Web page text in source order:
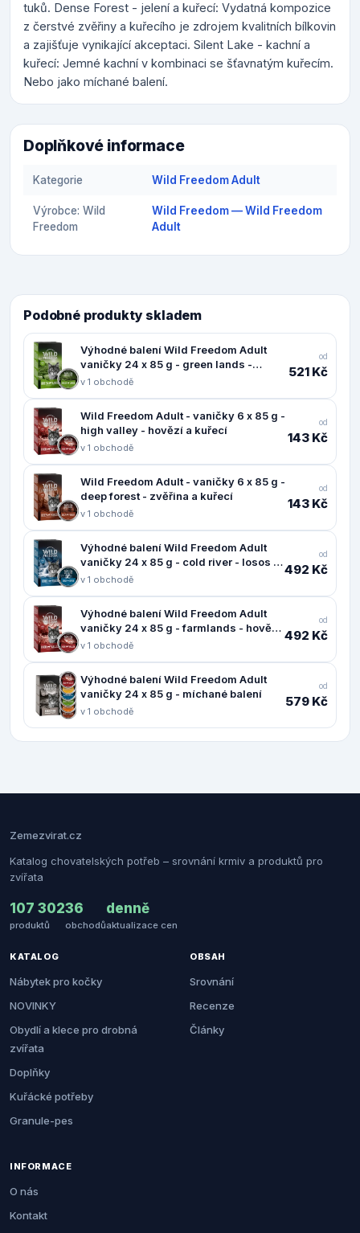
tuků. Dense Forest - jelení a kuřecí: Vydatná kompozice
z čerstvé zvěřiny a kuřecího je zdrojem kvalitních bílkovin
a zajišťuje vynikající akceptaci. Silent Lake - kachní a
kuřecí: Jemné kachní v kombinaci se šťavnatým kuřecím.
Nebo jako míchané balení.
Doplňkové informace
Kategorie Wild Freedom Adult
Výrobce: Wild
Freedom
Wild Freedom — Wild Freedom
Adult
Podobné produkty skladem
Výhodné balení Wild Freedom Adult
vaničky 24 x 85 g - green lands -
jehněčí a kuřecí
v 1 obchodě
od
521 Kč
Wild Freedom Adult - vaničky 6 x 85 g -
high valley - hovězí a kuřecí
v 1 obchodě
od
143 Kč
Wild Freedom Adult - vaničky 6 x 85 g -
deep forest - zvěřina a kuřecí
v 1 obchodě
od
143 Kč
Výhodné balení Wild Freedom Adult
vaničky 24 x 85 g - cold river - losos a
kuřecí
v 1 obchodě
od
492 Kč
Výhodné balení Wild Freedom Adult
vaničky 24 x 85 g - farmlands - hovězí
a kuřecí
v 1 obchodě
od
492 Kč
Výhodné balení Wild Freedom Adult
vaničky 24 x 85 g - míchané balení
v 1 obchodě
od
579 Kč
Zemezvirat.cz
Katalog chovatelských potřeb – srovnání krmiv a produktů pro
zvířata
107 302
produktů
36
obchodů
denně
aktualizace cen
KATALOG
Nábytek pro kočky
NOVINKY
Obydlí a klece pro drobná
zvířata
Doplňky
Kuřácké potřeby
Granule-pes
OBSAH
Srovnání
Recenze
Články
INFORMACE
O nás
Kontakt